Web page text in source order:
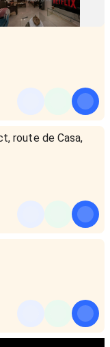
route de Casa,